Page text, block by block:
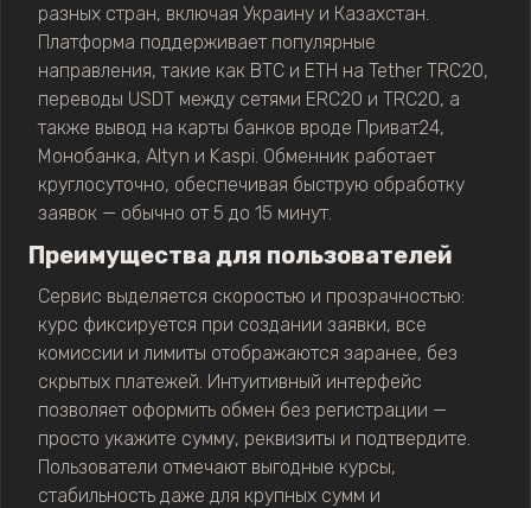
разных стран, включая Украину и Казахстан.
Платформа поддерживает популярные
направления, такие как BTC и ETH на Tether TRC20,
переводы USDT между сетями ERC20 и TRC20, а
также вывод на карты банков вроде Приват24,
Монобанка, Altyn и Kaspi. Обменник работает
круглосуточно, обеспечивая быструю обработку
заявок — обычно от 5 до 15 минут.
Преимущества для пользователей
Сервис выделяется скоростью и прозрачностью:
курс фиксируется при создании заявки, все
комиссии и лимиты отображаются заранее, без
скрытых платежей. Интуитивный интерфейс
позволяет оформить обмен без регистрации —
просто укажите сумму, реквизиты и подтвердите.
Пользователи отмечают выгодные курсы,
стабильность даже для крупных сумм и